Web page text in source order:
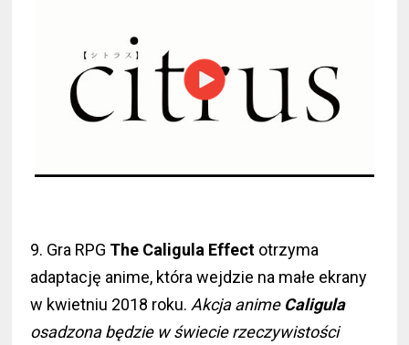
9. Gra RPG The Caligula Effect otrzyma
adaptację anime, która wejdzie na małe ekrany
w kwietniu 2018 roku. Akcja anime Caligula
osadzona będzie w świecie rzeczywistości